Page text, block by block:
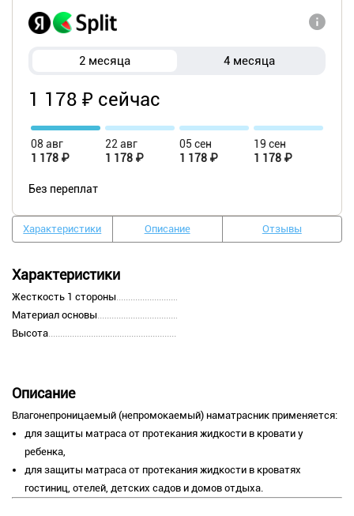
2 месяца 4 месяца
1 178 ₽ сейчас
08 авг
1 178 ₽
22 авг
1 178 ₽
05 сен
1 178 ₽
19 сен
1 178 ₽
Без переплат
Характеристики Описание Отзывы
Характеристики
Жесткость 1 стороны
Материал основы
Высота
Описание
Влагонепроницаемый (непромокаемый) наматрасник применяется:
для защиты матраса от протекания жидкости в кровати у
ребенка,
для защиты матраса от протекания жидкости в кроватях
гостиниц, отелей, детских садов и домов отдыха.